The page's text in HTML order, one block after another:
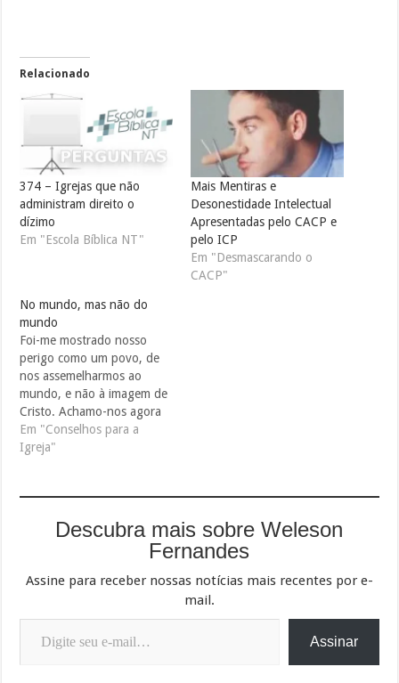
Relacionado
374 – Igrejas que não
administram direito o
dízimo
Em "Escola Bíblica NT"
Mais Mentiras e
Desonestidade Intelectual
Apresentadas pelo CACP e
pelo ICP
Em "Desmascarando o
CACP"
No mundo, mas não do
mundo
Foi-me mostrado nosso
perigo como um povo, de
nos assemelharmos ao
mundo, e não à imagem de
Cristo. Achamo-nos agora
nas próprias fronteiras do
mundo eterno; mas é
adiar para longe o fim do
todas as maneiras
Em "Conselhos para a
Igreja"
Descubra mais sobre Weleson
Fernandes
Assine para receber nossas notícias mais recentes por e-
mail.
Digite seu e-mail…
Assinar